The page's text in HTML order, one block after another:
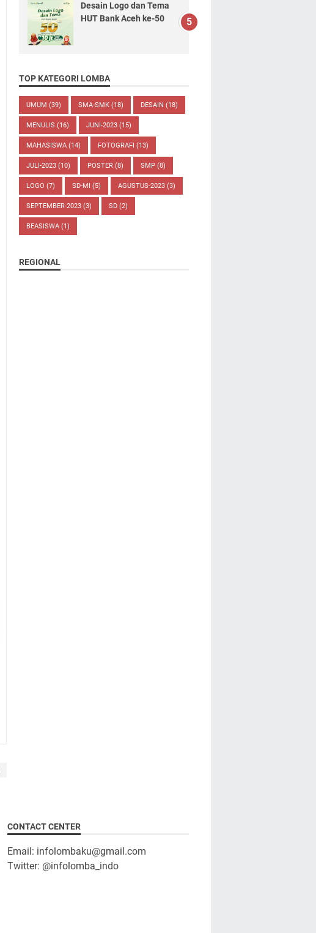
Desain Logo dan Tema
HUT Bank Aceh ke-50
TOP KATEGORI LOMBA
UMUM (39) SMA-SMK (18) DESAIN (18)
MENULIS (16) JUNI-2023 (15)
MAHASISWA (14) FOTOGRAFI (13)
JULI-2023 (10) POSTER (8) SMP (8)
LOGO (7) SD-MI (5) AGUSTUS-2023 (3)
SEPTEMBER-2023 (3) SD (2)
BEASISWA (1)
REGIONAL
CONTACT CENTER
Email: infolombaku@gmail.com
Twitter: @infolomba_indo